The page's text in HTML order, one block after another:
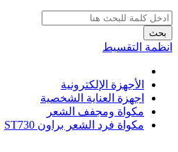
بحث
انظمة التقسيط
الأجهزة الإلكترونية
اجهزة العناية الشخصية
مكواة ومجفف الشعر
مكواة فرد الشعر براون ST730